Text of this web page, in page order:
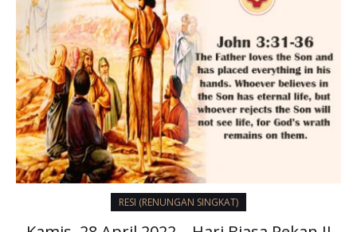
RESI (RENUNGAN SINGKAT)